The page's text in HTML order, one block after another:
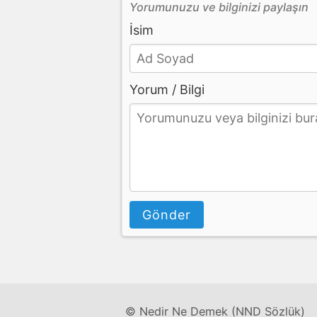
Yorumunuzu ve bilginizi paylaşın
İsim
Yorum / Bilgi
Gönder
© Nedir Ne Demek (NND Sözlük)